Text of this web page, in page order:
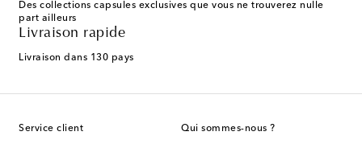
Des collections capsules exclusives que vous ne trouverez nulle
part ailleurs
Livraison rapide
Livraison dans 130 pays
Service client Qui sommes-nous ?